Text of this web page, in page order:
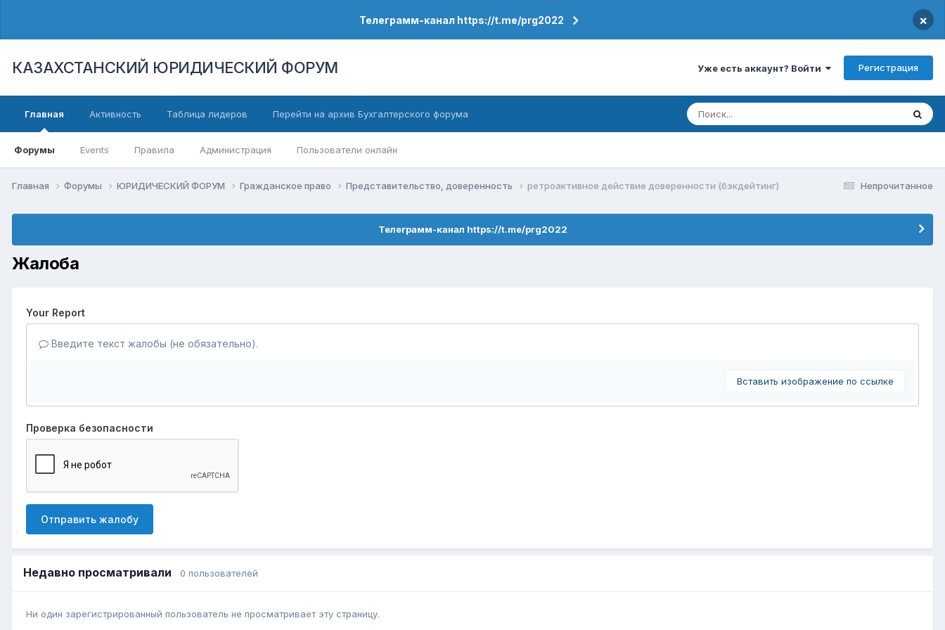
Телеграмм-канал https://t.me/prg2022 ×
КАЗАХСТАНСКИЙ ЮРИДИЧЕСКИЙ ФОРУМ Уже есть аккаунт? Войти Регистрация
Главная
Форумы Events Правила Администрация Пользователи онлайн
Активность Таблица лидеров Перейти на архив Бухгалтерского форума
Непрочитанное
Главная Форумы ЮРИДИЧЕСКИЙ ФОРУМ Гражданское право Представительство, доверенность ретроактивное действие доверенности (бэкдейтинг)
Телеграмм-канал https://t.me/prg2022
Жалоба
Your Report
Введите текст жалобы (не обязательно).
Вставить изображение по ссылке
Проверка безопасности
Отправить жалобу
Недавно просматривали 0 пользователей
Ни один зарегистрированный пользователь не просматривает эту страницу.